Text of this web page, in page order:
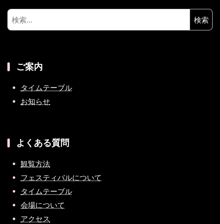
検
索:
ご案内
タイムテーブル
お知らせ
よくある質問
観覧方法
フェスティバルについて
タイムテーブル
会場について
アクセス